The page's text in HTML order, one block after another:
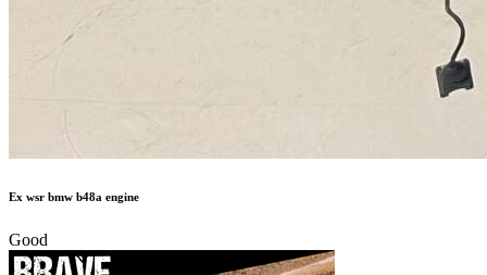
Ex wsr bmw b48a engine
Good